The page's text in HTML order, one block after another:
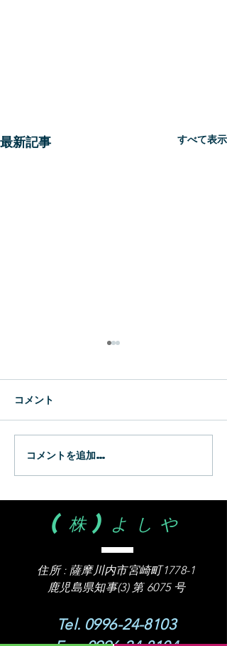
最新記事 すべて表示
コメント
コメントを追加…
(株)よしや
住所 : 薩摩川内市宮崎町1778-1
​鹿児島県知事(3) 第 6075 号
Tel. 0996-24-8103